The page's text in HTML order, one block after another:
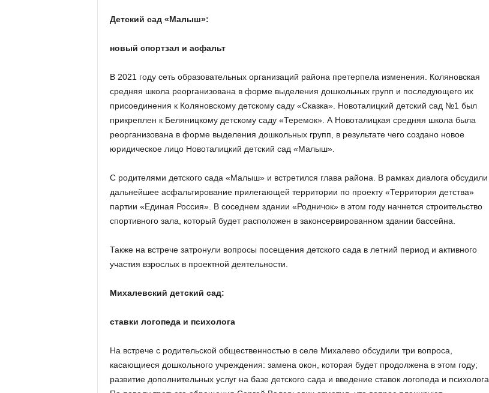
Детский сад «Малыш»:
новый спортзал и асфальт
В 2021 году сеть образовательных организаций района претерпела изменения. Коляновская
средняя школа реорганизована в форме выделения дошкольных групп и последующего их
присоединения к Коляновскому детскому саду «Сказка». Новоталицкий детский сад №1 был
прикреплен к Беляницкому детскому саду «Теремок». А Новоталицкая средняя школа была
реорганизована в форме выделения дошкольных групп, в результате чего создано новое
юридическое лицо Новоталицкий детский сад «Малыш».
С родителями детского сада «Малыш» и встретился глава района. В рамках диалога обсудили
дальнейшее асфальтирование прилегающей территории по проекту «Территория детства»
партии «Единая Россия». В соседнем здании «Родничок» в этом году начнется строительство
спортивного зала, который будет расположен в законсервированном здании бассейна.
Также на встрече затронули вопросы посещения детского сада в летний период и активного
участия взрослых в проектной деятельности.
Михалевский детский сад:
ставки логопеда и психолога
На встрече с родительской общественностью в селе Михалево обсудили три вопроса,
касающиеся дошкольного учреждения: замена окон, которая будет продолжена в этом году;
развитие дополнительных услуг на базе детского сада и введение ставок логопеда и психолога.